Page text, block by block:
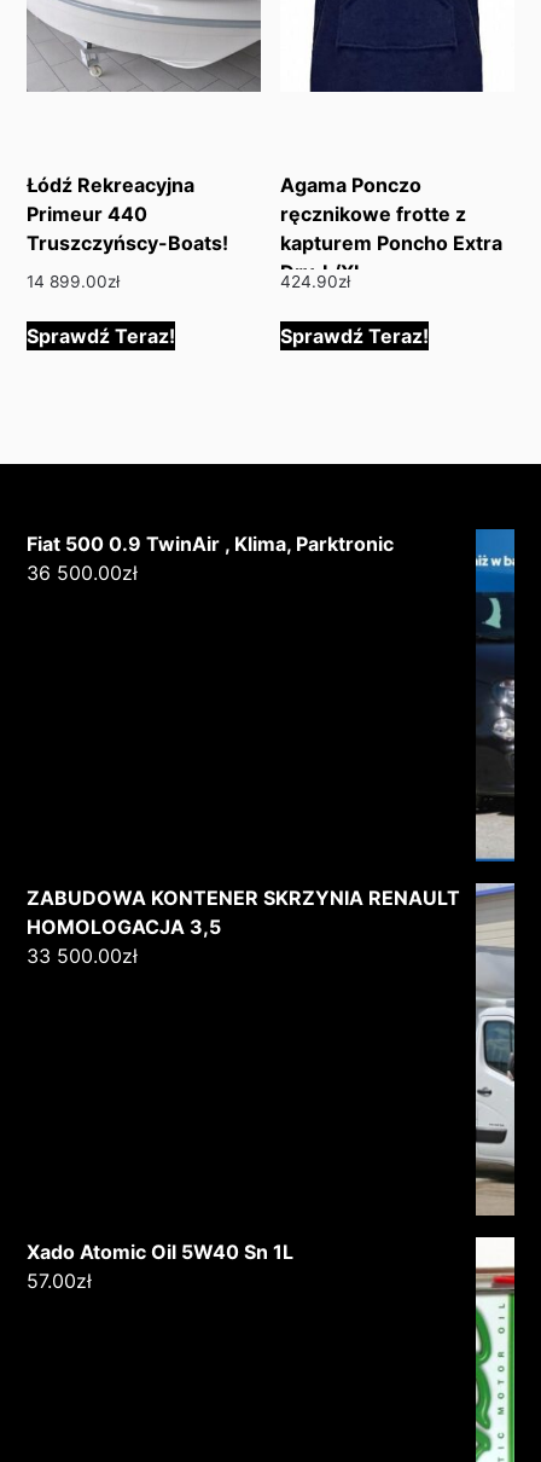
Łódź Rekreacyjna
Primeur 440
Truszczyńscy-Boats!
14 899.00zł
Sprawdź Teraz!
Agama Ponczo
ręcznikowe frotte z
kapturem Poncho Extra
Dry, L/XL
424.90zł
Sprawdź Teraz!
Fiat 500 0.9 TwinAir , Klima, Parktronic
36 500.00zł
ZABUDOWA KONTENER SKRZYNIA RENAULT
HOMOLOGACJA 3,5
33 500.00zł
Xado Atomic Oil 5W40 Sn 1L
57.00zł